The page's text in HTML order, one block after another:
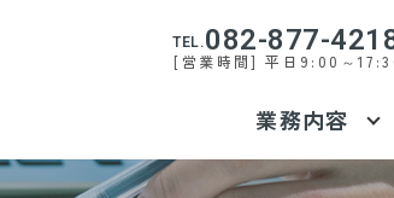
TEL. 082-877-
[営業時間] 平日9:00～
業務内容